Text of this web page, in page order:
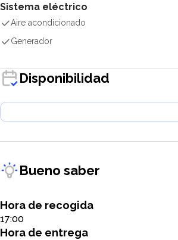
Sistema eléctrico
Aire acondicionado
Generador
Disponibilidad
Bueno saber
Hora de recogida
17:00
Hora de entrega